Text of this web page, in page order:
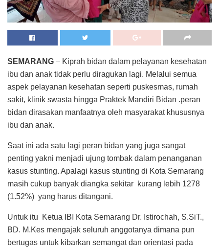
SEMARANG – Kiprah bidan dalam pelayanan kesehatan
ibu dan anak tidak perlu diragukan lagi. Melalui semua
aspek pelayanan kesehatan seperti puskesmas, rumah
sakit, klinik swasta hingga Praktek Mandiri Bidan .peran
bidan dirasakan manfaatnya oleh masyarakat khususnya
ibu dan anak.
Saat ini ada satu lagi peran bidan yang juga sangat
penting yakni menjadi ujung tombak dalam penanganan
kasus stunting. Apalagi kasus stunting di Kota Semarang
masih cukup banyak diangka sekitar kurang lebih 1278
(1.52%) yang harus ditangani.
Untuk itu Ketua IBI Kota Semarang Dr. Istirochah, S.SiT.,
BD. M.Kes mengajak seluruh anggotanya dimana pun
bertugas untuk kibarkan semangat dan orientasi pada